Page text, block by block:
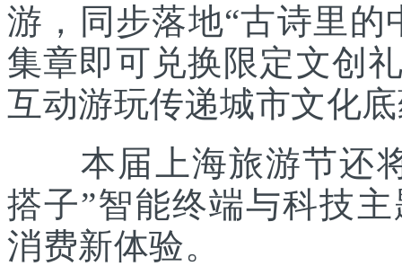
游，同步落地“古诗里
集章即可兑换限定文创
互动游玩传递城市文化
本届上海旅游节还将
搭子”智能终端与科技
消费新体验。